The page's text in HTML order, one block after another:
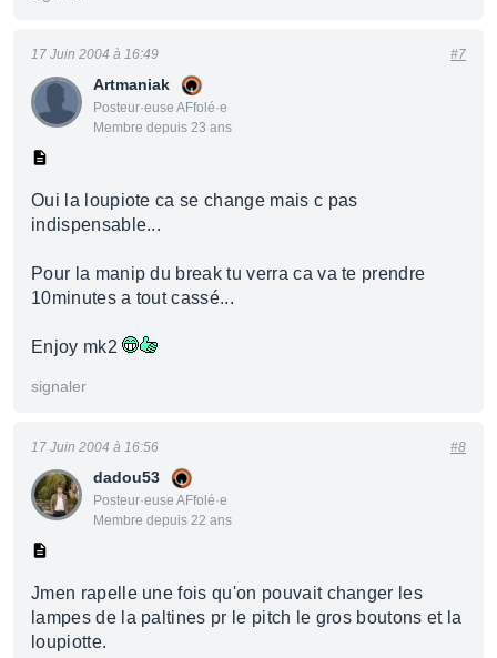
Artmaniak
Posteur·euse AFfolé·e
Membre depuis 23 ans
17 Juin 2004 à 16:49 #7
Oui la loupiote ca se change mais c pas
indispensable...
Pour la manip du break tu verra ca va te prendre
10minutes a tout cassé...
Enjoy mk2
signaler
dadou53
Posteur·euse AFfolé·e
Membre depuis 22 ans
17 Juin 2004 à 16:56 #8
Jmen rapelle une fois qu'on pouvait changer les
lampes de la paltines pr le pitch le gros boutons et la
loupiotte.